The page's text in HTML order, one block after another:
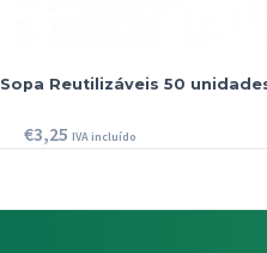
Reutilizáveis 50
€3,25 IVA incluído